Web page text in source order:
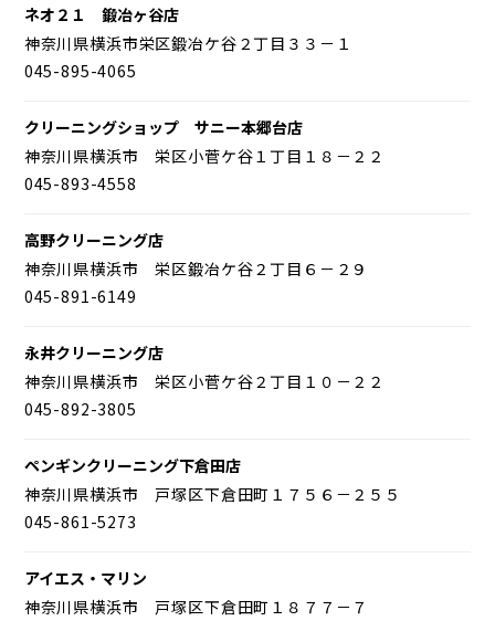
ネオ２１ 鍛冶ヶ谷店
神奈川県横浜市栄区鍛冶ケ谷２丁目３３－１
045-895-4065
クリーニングショップ サニー本郷台店
神奈川県横浜市 栄区小菅ケ谷１丁目１８－２２
045-893-4558
高野クリーニング店
神奈川県横浜市 栄区鍛冶ケ谷２丁目６－２９
045-891-6149
永井クリーニング店
神奈川県横浜市 栄区小菅ケ谷２丁目１０－２２
045-892-3805
ペンギンクリーニング下倉田店
神奈川県横浜市 戸塚区下倉田町１７５６－２５５
045-861-5273
アイエス・マリン
神奈川県横浜市 戸塚区下倉田町１８７７－７